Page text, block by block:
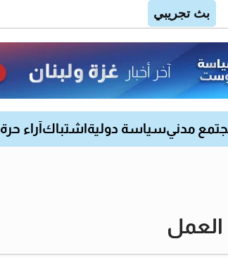
مدنيسياسة دولية اشتباك آراء حرة
العمل